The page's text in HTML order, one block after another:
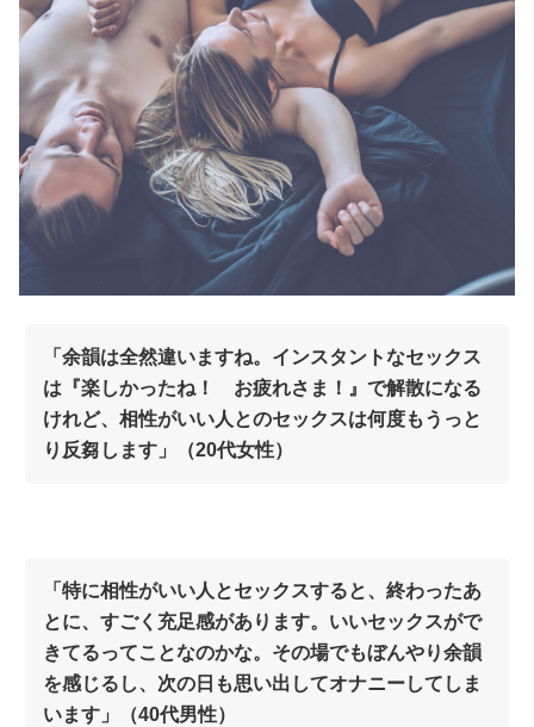
「余韻は全然違いますね。インスタントなセックス
は『楽しかったね！ お疲れさま！』で解散になる
けれど、相性がいい人とのセックスは何度もうっと
り反芻します」（20代女性）
「特に相性がいい人とセックスすると、終わったあ
とに、すごく充足感があります。いいセックスがで
きてるってことなのかな。その場でもぼんやり余韻
を感じるし、次の日も思い出してオナニーしてしま
います」（40代男性）